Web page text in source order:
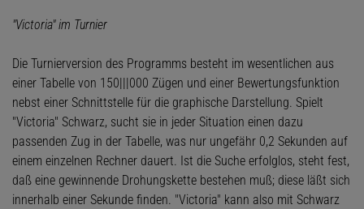
"Victoria" im Turnier
Die Turnierversion des Programms besteht im wesentlichen aus
einer Tabelle von 150|||000 Zügen und einer Bewertungsfunktion
nebst einer Schnittstelle für die graphische Darstellung. Spielt
"Victoria" Schwarz, sucht sie in jeder Situation einen dazu
passenden Zug in der Tabelle, was nur ungefähr 0,2 Sekunden auf
einem einzelnen Rechner dauert. Ist die Suche erfolglos, steht fest,
daß eine gewinnende Drohungskette bestehen muß; diese läßt sich
innerhalb einer Sekunde finden. "Victoria" kann also mit Schwarz